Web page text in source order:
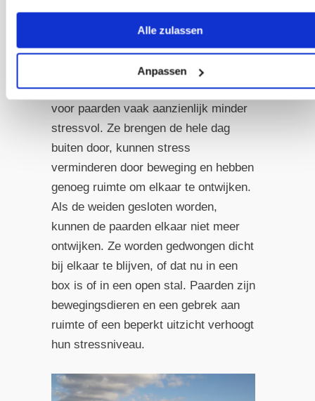
Alle zulassen
Anpassen
of andersom? Hoe stijf is het paard na
een dag in de box, waarna het eerst
flink moet “uitbokken”?
Tijdens het weideseizoen is het leven
voor paarden vaak aanzienlijk minder
stressvol. Ze brengen de hele dag
buiten door, kunnen stress
verminderen door beweging en hebben
genoeg ruimte om elkaar te ontwijken.
Als de weiden gesloten worden,
kunnen de paarden elkaar niet meer
ontwijken. Ze worden gedwongen dicht
bij elkaar te blijven, of dat nu in een
box is of in een open stal. Paarden zijn
bewegingsdieren en een gebrek aan
ruimte of een beperkt uitzicht verhoogt
hun stressniveau.